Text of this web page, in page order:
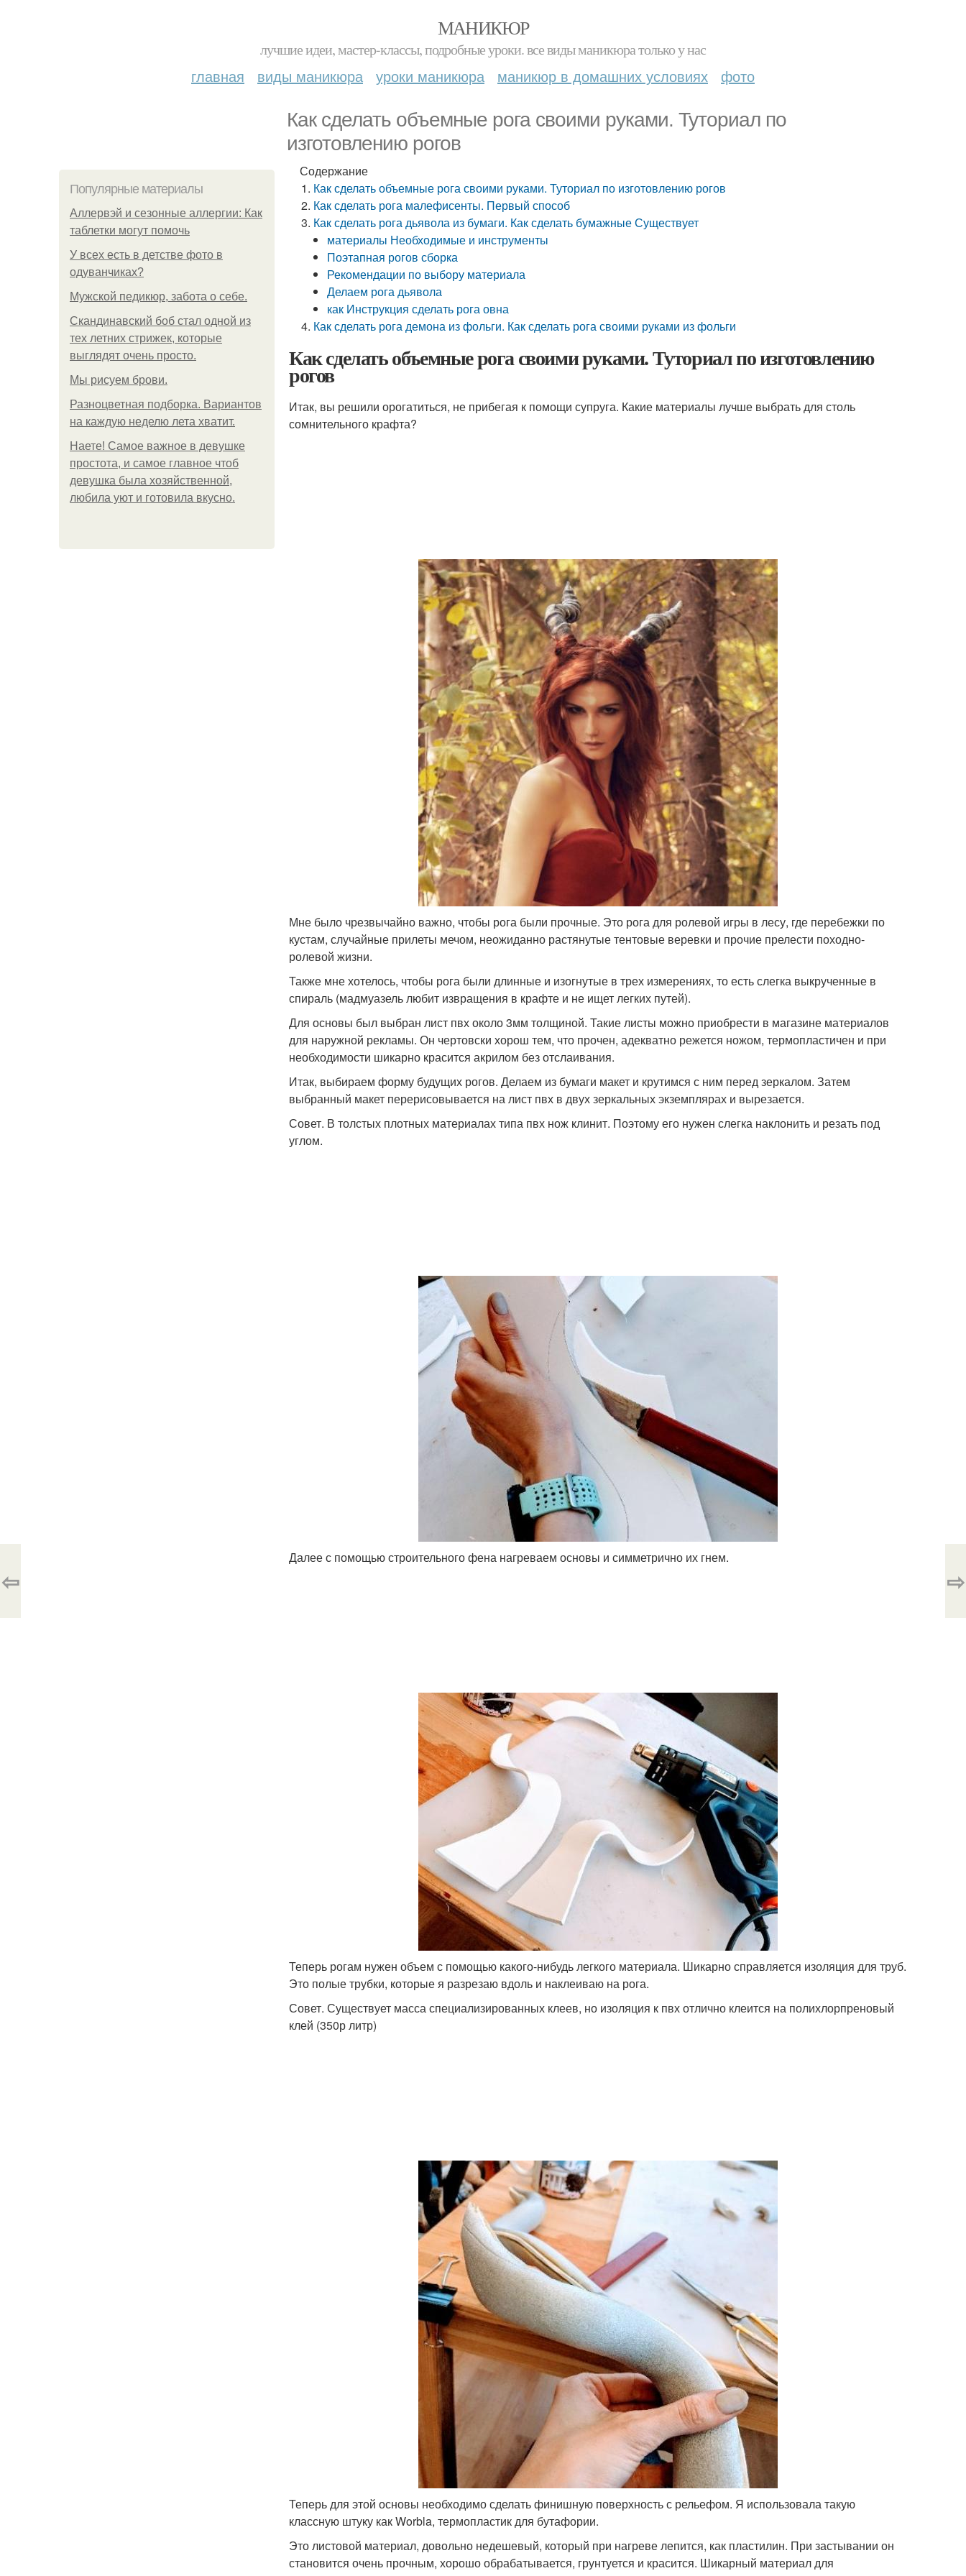
МАНИКЮР
лучшие идеи, мастер-классы, подробные уроки. все виды маникюра только у нас
главная виды маникюра уроки маникюра маникюр в домашних условиях фото
Как сделать объемные рога своими руками. Туториал по
изготовлению рогов
Популярные материалы
Аллервэй и сезонные аллергии: Как
таблетки могут помочь
У всех есть в детстве фото в
одуванчиках?
Мужской педикюр, забота о себе.
Скандинавский боб стал одной из
тех летних стрижек, которые
выглядят очень просто.
Мы рисуем брови.
Разноцветная подборка. Вариантов
на каждую неделю лета хватит.
Наете! Самое важное в девушке
простота, и самое главное чтоб
девушка была хозяйственной,
любила уют и готовила вкусно.
Содержание
Как сделать объемные рога своими руками. Туториал по изготовлению рогов
Как сделать рога малефисенты. Первый способ
Как сделать рога дьявола из бумаги. Как сделать бумажные Существует
материалы Необходимые и инструменты
Поэтапная рогов сборка
Рекомендации по выбору материала
Делаем рога дьявола
как Инструкция сделать рога овна
Как сделать рога демона из фольги. Как сделать рога своими руками из фольги
Как сделать объемные рога своими руками. Туториал по изготовлению
рогов
Итак, вы решили орогатиться, не прибегая к помощи супруга. Какие материалы лучше выбрать для столь
сомнительного крафта?
Мне было чрезвычайно важно, чтобы рога были прочные. Это рога для ролевой игры в лесу, где перебежки по
кустам, случайные прилеты мечом, неожиданно растянутые тентовые веревки и прочие прелести походно-
ролевой жизни.
Также мне хотелось, чтобы рога были длинные и изогнутые в трех измерениях, то есть слегка выкрученные в
спираль (мадмуазель любит извращения в крафте и не ищет легких путей).
Для основы был выбран лист пвх около 3мм толщиной. Такие листы можно приобрести в магазине материалов
для наружной рекламы. Он чертовски хорош тем, что прочен, адекватно режется ножом, термопластичен и при
необходимости шикарно красится акрилом без отслаивания.
Итак, выбираем форму будущих рогов. Делаем из бумаги макет и крутимся с ним перед зеркалом. Затем
выбранный макет перерисовывается на лист пвх в двух зеркальных экземплярах и вырезается.
Совет. В толстых плотных материалах типа пвх нож клинит. Поэтому его нужен слегка наклонить и резать под
углом.
Далее с помощью строительного фена нагреваем основы и симметрично их гнем.
Теперь рогам нужен объем с помощью какого-нибудь легкого материала. Шикарно справляется изоляция для труб.
Это полые трубки, которые я разрезаю вдоль и наклеиваю на рога.
Совет. Существует масса специализированных клеев, но изоляция к пвх отлично клеится на полихлорпреновый
клей (350р литр)
Теперь для этой основы необходимо сделать финишную поверхность с рельефом. Я использовала такую
классную штуку как Worbla, термопластик для бутафории.
Это листовой материал, довольно недешевый, который при нагреве лепится, как пластилин. При застывании он
становится очень прочным, хорошо обрабатывается, грунтуется и красится. Шикарный материал для
⇦ ⇨